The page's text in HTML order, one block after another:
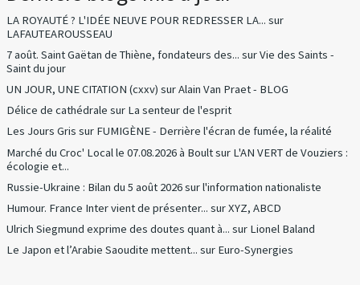
LA ROYAUTÉ ? L'IDÉE NEUVE POUR REDRESSER LA... sur
LAFAUTEAROUSSEAU
7 août. Saint Gaëtan de Thiène, fondateurs des... surVie des Saints -
Saint du jour
UN JOUR, UNE CITATION (cxxv) surAlain Van Praet - BLOG
Délice de cathédrale sur La senteur de l'esprit
Les Jours Gris sur FUMIGÈNE - Derrière l'écran de fumée, la réalité
Marché du Croc' Local le 07.08.2026 à Boultsur L'AN VERT de Vouziers :
écologie et...
Russie-Ukraine : Bilan du 5 août 2026surl'information nationaliste
Humour. France Inter vient de présenter... surXYZ, ABCD
Ulrich Siegmund exprime des doutes quant à... sur Lionel Baland
Le Japon et l’Arabie Saoudite mettent... sur Euro-Synergies